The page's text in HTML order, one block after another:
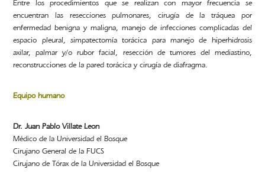
Entre los procedimientos que se realizan con mayor frecuencia se
encuentran las resecciones pulmonares, cirugía de la tráquea por
enfermedad benigna y maligna, manejo de infecciones complicadas del
espacio pleural, simpatectomía torácica para manejo de hiperhidrosis
axilar, palmar y/o rubor facial, resección de tumores del mediastino,
reconstrucciones de la pared torácica y cirugía de diafragma.
Equipo humano
Dr. Juan Pablo Villate Leon
Médico de la Universidad el Bosque
Cirujano General de la FUCS
Cirujano de Tórax de la Universidad el Bosque